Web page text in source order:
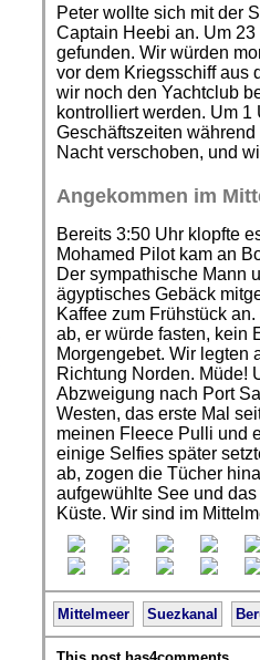
Peter wollte sich mit der
Captain Heebi an. Um
gefunden. Wir würden
vor dem Kriegsschiff aus
wir noch den Yachtclub
kontrolliert werden. Um
Geschäftszeiten
Nacht verschoben, und
Angekommen im
Bereits 3:50 Uhr klopfte
Mohamed Pilot kam an
Der sympathische Mann
ägyptisches Gebäck
Kaffee zum Frühstück
ab, er würde fasten, kein
Morgengebet. Wir legten
Richtung Norden. Müde!
Abzweigung nach Port
Westen, das erste Mal
meinen Fleece Pulli und
einige Selfies später
ab, zogen die Tücher
aufgewühlte See und
Küste. Wir sind im
Mittelmeer Suezkanal